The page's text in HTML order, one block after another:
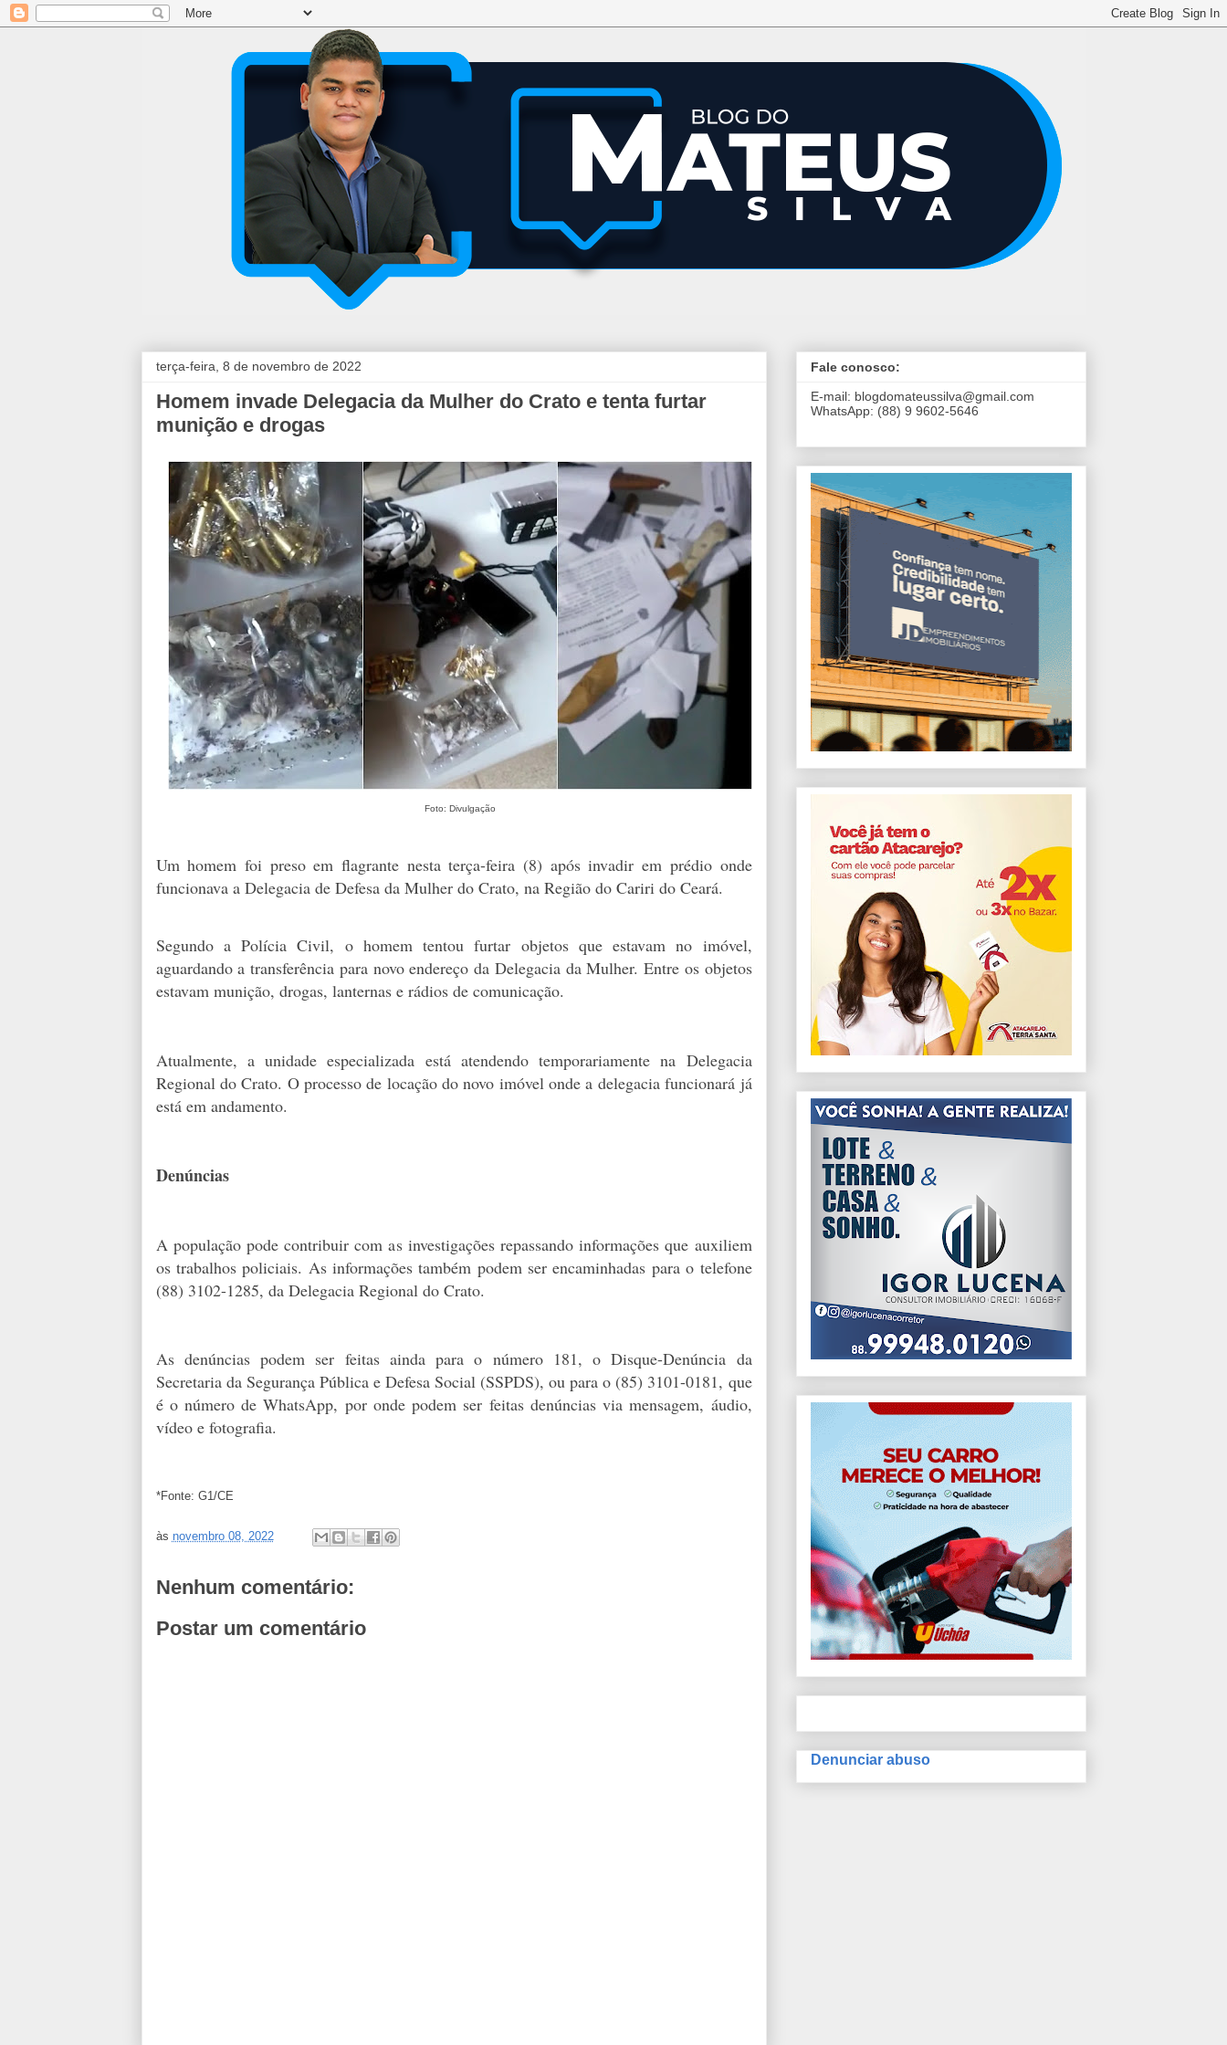
terça-feira, 8 de novembro de 2022
Homem invade Delegacia da Mulher do Crato e tenta furtar
munição e drogas
Foto: Divulgação
Um homem foi preso em flagrante nesta terça-feira (8) após invadir em prédio onde
funcionava a Delegacia de Defesa da Mulher do Crato, na Região do Cariri do Ceará.
Segundo a Polícia Civil, o homem tentou furtar objetos que estavam no imóvel,
aguardando a transferência para novo endereço da Delegacia da Mulher. Entre os objetos
estavam munição, drogas, lanternas e rádios de comunicação.
Atualmente, a unidade especializada está atendendo temporariamente na Delegacia
Regional do Crato. O processo de locação do novo imóvel onde a delegacia funcionará já
está em andamento.
Denúncias
A população pode contribuir com as investigações repassando informações que auxiliem
os trabalhos policiais. As informações também podem ser encaminhadas para o telefone
(88) 3102-1285, da Delegacia Regional do Crato.
As denúncias podem ser feitas ainda para o número 181, o Disque-Denúncia da
Secretaria da Segurança Pública e Defesa Social (SSPDS), ou para o (85) 3101-0181, que
é o número de WhatsApp, por onde podem ser feitas denúncias via mensagem, áudio,
vídeo e fotografia.
*Fonte: G1/CE
às novembro 08, 2022
Nenhum comentário:
Postar um comentário
Fale conosco:
E-mail: blogdomateussilva@gmail.com
WhatsApp: (88) 9 9602-5646
Denunciar abuso